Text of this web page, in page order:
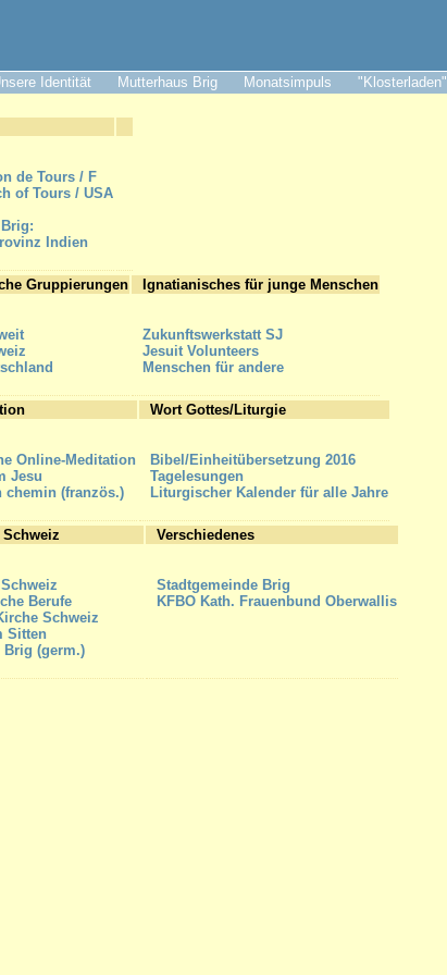
Identität Mutterhaus Brig Monatsimpuls "Klosterladen"
de Tours / F
of Tours / USA
Indien
Gruppierungen Ignatianisches für junge Menschen
Zukunftswerkstatt SJ
Jesuit Volunteers
Menschen für andere
Wort Gottes/Liturgie
Online-Meditation
Jesu
chemin (französ.)
Bibel/Einheitübersetzung 2016
Tagelesungen
Liturgischer Kalender für alle Jahre
Schweiz Verschiedenes
Berufe
Schweiz
Sitten
Brig (germ.)
Stadtgemeinde Brig
KFBO Kath. Frauenbund Oberwallis